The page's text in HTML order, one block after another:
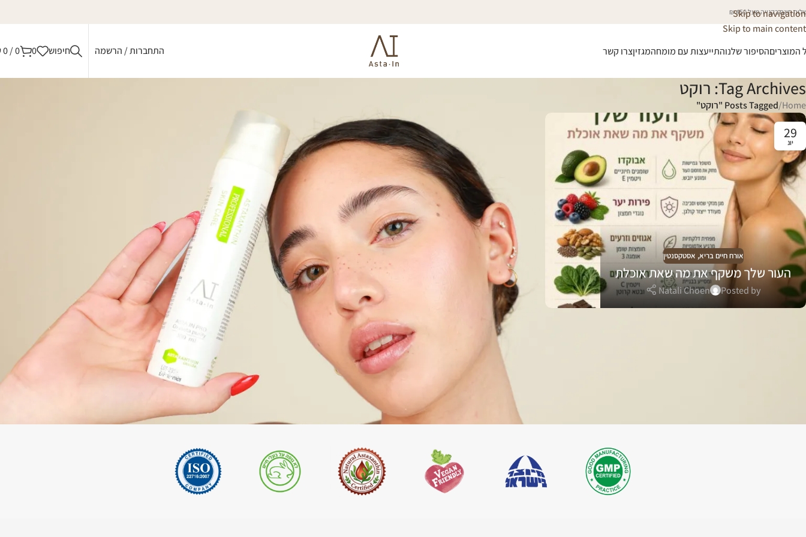
Skip to navigation
Skip to main content
חינם בקנייה מעל 450 ₪
המוצריםהסיפור שלנוהתייעצות עם מומחהמגזיןצרו קשר התחברות / הרשמה חיפוש 0
0
/
0
Tag Archives: רוקט
Home
/Posts Tagged "רוקט"
29
יונ
אורח חיים בריא, אסטקסנטין
העור שלך משקף את מה שאת אוכלת
Posted by
Natali Choen